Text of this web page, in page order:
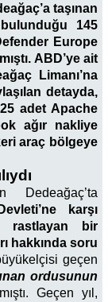
taşınan
145
Europe
ABD’ye ait
Limanı’na
detayda,
adet Apache
ağır nakliye
araç bölgeye
Dedeağaç’ta
karşı
rastlayan bir
hakkında soru
geçen
ordusunun
Geçen yıl,